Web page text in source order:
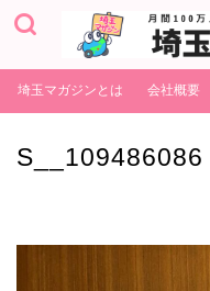
埼玉マガジンとは 会社概要
S__109486086